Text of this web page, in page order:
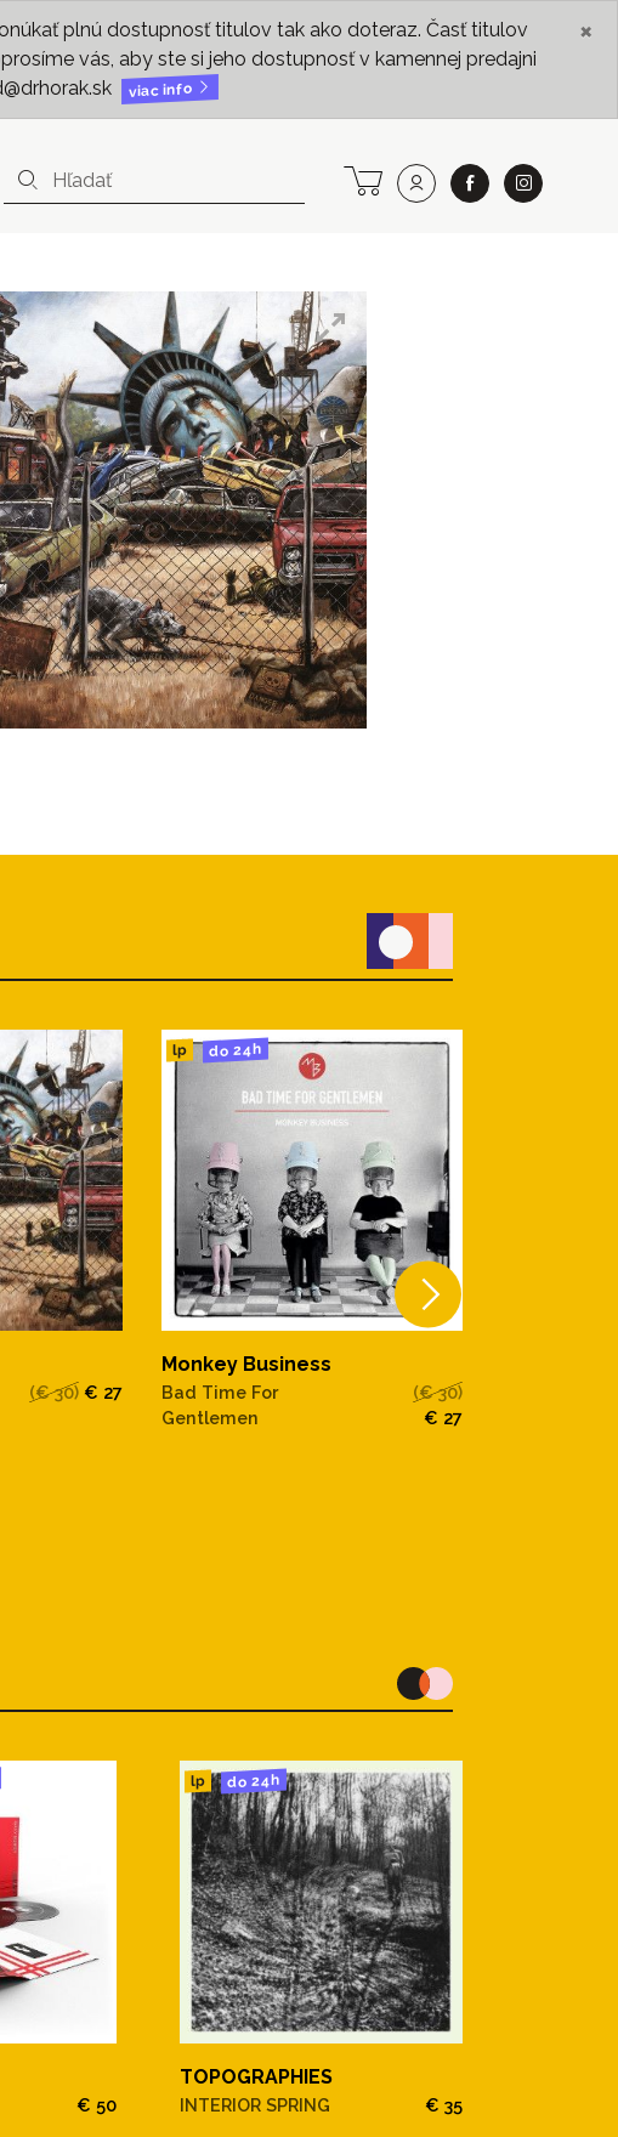
plnú dostupnosť titulov tak ako doteraz. Časť titulov
vás, aby ste si jeho dostupnosť v kamennej predajni
viac info
×
(€ 30) € 27
lp do 24h
Monkey Business
Bad Time For
Gentlemen
(€ 30)
€ 27
€ 50
lp do 24h
TOPOGRAPHIES
INTERIOR SPRING € 35